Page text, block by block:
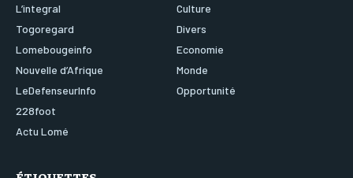
L’integral
Togoregard
Lomebougeinfo
Nouvelle d’Afrique
LeDefenseurInfo
228foot
Actu Lomé
Culture
Divers
Economie
Monde
Opportunité